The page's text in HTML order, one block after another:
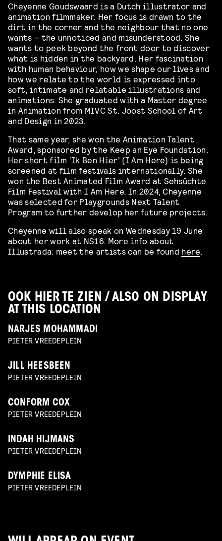
Cheyenne Goudswaard is a Dutch illustrator and
animation filmmaker. Her focus is drawn to the
dirt in the corner and the neighbour that no one
wants – the unnoticed and misunderstood. She
wants to peek beyond the front door to discover
what is hidden in the backyard. Her fascination
with human behaviour, how we shape our lives and
how we relate to the world is expressed into
soft, intimate and relatable illustrations and
animations. She graduated with a Master degree
in Animation from MIVC St. Joost School of Art
and Design in 2023.
That same year, she won the Animation Talent
Award, sponsored by the Keep an Eye Foundation.
Her short film ‘Ik Ben Hier’ (I Am Here) is being
screened at film festivals internationally. She
won the Best Animated Film Award at Sehsüchte
Film Festival with I Am Here. In 2024, Cheyenne
was selected for Playgrounds Next Talent
Program to further develop her future projects.
Cheyenne will also speak on Wednesday 19 June
about her work at NS16. More info about
Illustrada: meet the artists can be found here.
OOK HIER TE ZIEN / ALSO ON DISPLAY
AT THIS LOCATION
NARJES MOHAMMADI
PIETER VREEDEPLEIN
JILL HEESBEEN
PIETER VREEDEPLEIN
CONFORM COX
PIETER VREEDEPLEIN
INDAH HIJMANS
PIETER VREEDEPLEIN
DYMPHIE ELISA
PIETER VREEDEPLEIN